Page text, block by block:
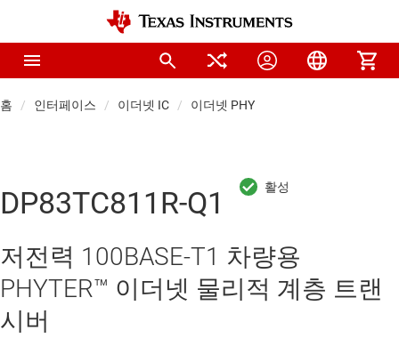
홈 인터페이스 이더넷 IC 이더넷 PHY
DP83TC811R-Q1
저전력 100BASE-T1 차량용
PHYTER™ 이더넷 물리적 계층 트랜
시버